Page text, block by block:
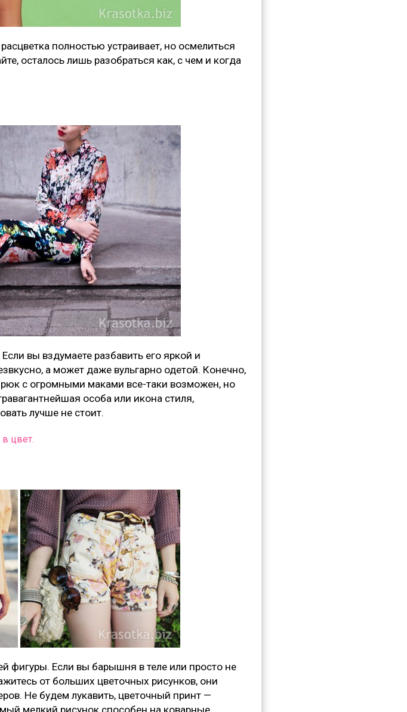
полностью устраивает, но осмелиться
осталось лишь разобраться как, с чем и когда
вы вздумаете разбавить его яркой и
а может даже вульгарно одетой. Конечно,
с огромными маками все-таки возможен, но
особа или икона стиля,
лучше не стоит.
цвет.
фигуры. Если вы барышня в теле или просто не
от больших цветочных рисунков, они
Не будем лукавить, цветочный принт —
мелкий рисунок способен на коварные